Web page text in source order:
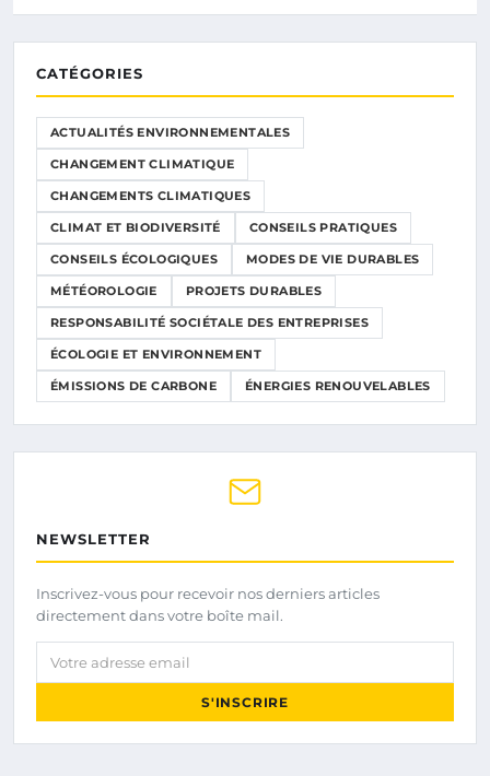
CATÉGORIES
ACTUALITÉS ENVIRONNEMENTALES
CHANGEMENT CLIMATIQUE
CHANGEMENTS CLIMATIQUES
CLIMAT ET BIODIVERSITÉ CONSEILS PRATIQUES
CONSEILS ÉCOLOGIQUES MODES DE VIE DURABLES
MÉTÉOROLOGIE PROJETS DURABLES
RESPONSABILITÉ SOCIÉTALE DES ENTREPRISES
ÉCOLOGIE ET ENVIRONNEMENT
ÉMISSIONS DE CARBONE ÉNERGIES RENOUVELABLES
NEWSLETTER
Inscrivez-vous pour recevoir nos derniers articles
directement dans votre boîte mail.
Votre adresse email
S'INSCRIRE